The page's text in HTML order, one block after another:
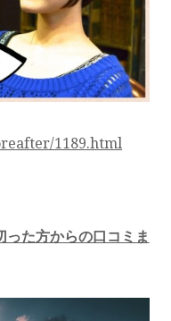
1189.html
った方からの口コミま